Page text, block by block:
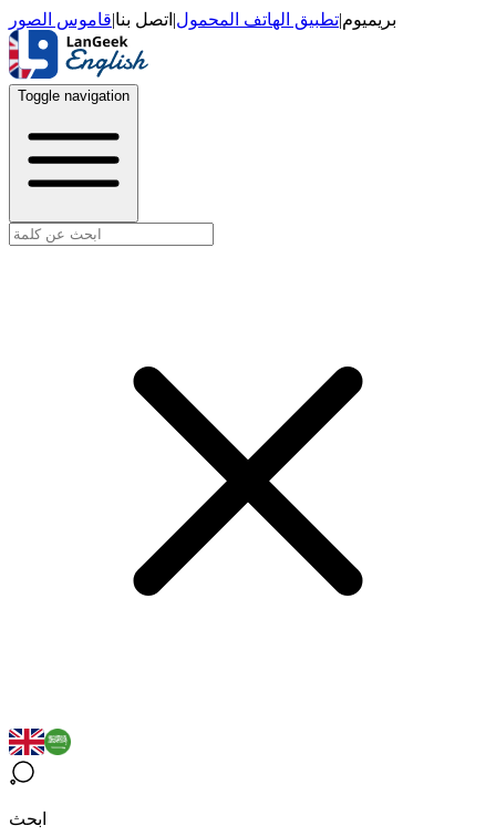
بريميوم|تطبيق الهاتف المحمول| اتصل بنا|قاموس الصور
Toggle navigation
ابحث